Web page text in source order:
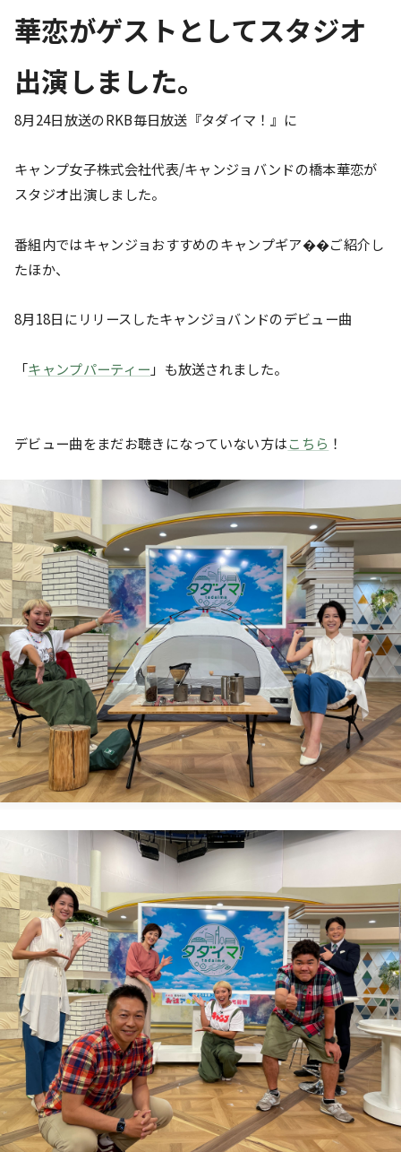
華恋がゲストとしてスタジオ
出演しました。
8月24日放送のRKB毎日放送『タダイマ！』に
キャンプ女子株式会社代表/キャンジョバンドの橋本華恋が
スタジオ出演しました。
番組内ではキャンジョおすすめのキャンプギア��ご紹介し
たほか、
8月18日にリリースしたキャンジョバンドのデビュー曲
「キャンプパーティー 」も放送されました。
デビュー曲をまだお聴きになっていない方はこちら ！